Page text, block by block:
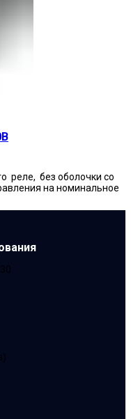
реле, без оболочки со
на номинальное